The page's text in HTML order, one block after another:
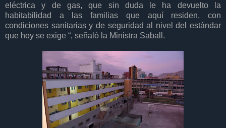
eléctrica y de gas, que sin duda le ha devuelto la
habitabilidad a las familias que aquí residen, con
condiciones sanitarias y de seguridad al nivel del estándar
que hoy se exige “, señaló la Ministra Saball.